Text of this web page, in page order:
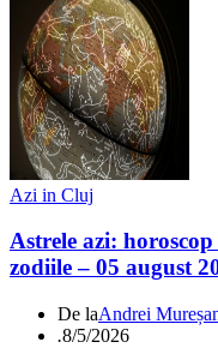
Azi in Cluj
Astrele azi:
zodiile – 05 august
De laAndrei
.8/5/2026